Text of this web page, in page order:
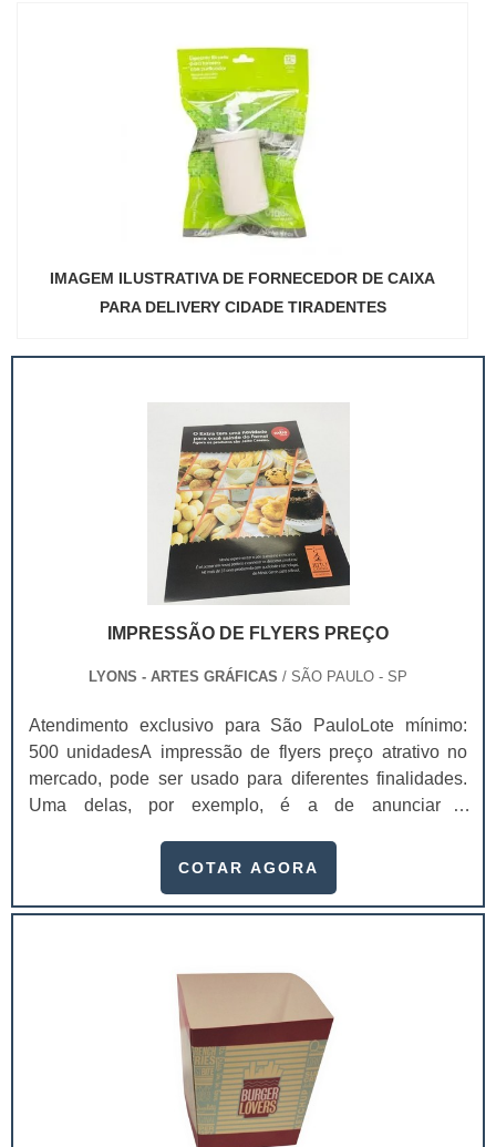
IMAGEM ILUSTRATIVA DE FORNECEDOR DE CAIXA
PARA DELIVERY CIDADE TIRADENTES
IMPRESSÃO DE FLYERS PREÇO
LYONS - ARTES GRÁFICAS / SÃO PAULO - SP
Atendimento exclusivo para São PauloLote mínimo:
500 unidadesA impressão de flyers preço atrativo no
mercado, pode ser usado para diferentes finalidades.
Uma delas, por exemplo, é a de anunciar a
exemplo.Outro segmento que costuma trabalhar muito
seleção de imagens extremamente impactantes e
bares e baladas.Contar com uma impressão de flyers
pode ser algo extremamente vantajoso para a empresa
que quer divulgar sua marca, serviços ou produtos, de
maneira rápida e assertiva.O flyer surgiu em
decorrência do desenvolvimento da publicidade em
grandes centros, devido a procura das empresas em
COTAR AGORA